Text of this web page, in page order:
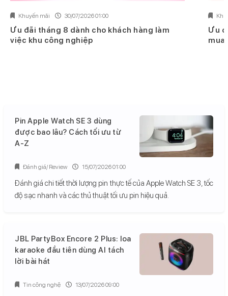
Khuyến mãi 30/07/2026 01:00
Ưu đãi tháng 8 dành cho khách hàng làm
việc khu công nghiệp
Ưu
mua
Pin Apple Watch SE 3 dùng
được bao lâu? Cách tối ưu từ
A-Z
Đánh giá chi tiết thời lượng pin thực tế của Apple Watch SE 3, tốc
độ sạc nhanh và các thủ thuật tối ưu pin hiệu quả.
Đánh giá/ Review 15/07/2026 01:00
JBL PartyBox Encore 2 Plus: loa
karaoke đầu tiên dùng AI tách
lời bài hát
Tin công nghệ 13/07/2026 09:00